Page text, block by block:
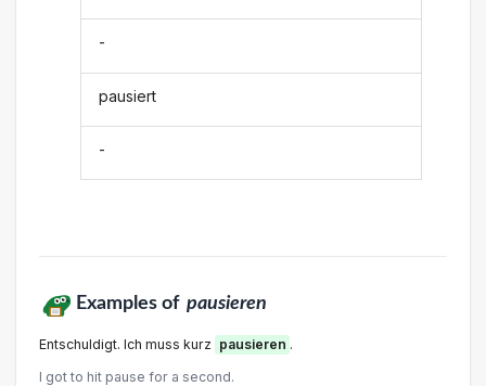
-
pausiert
-
Examples of pausieren
Entschuldigt. Ich muss kurz pausieren .
I got to hit pause for a second.